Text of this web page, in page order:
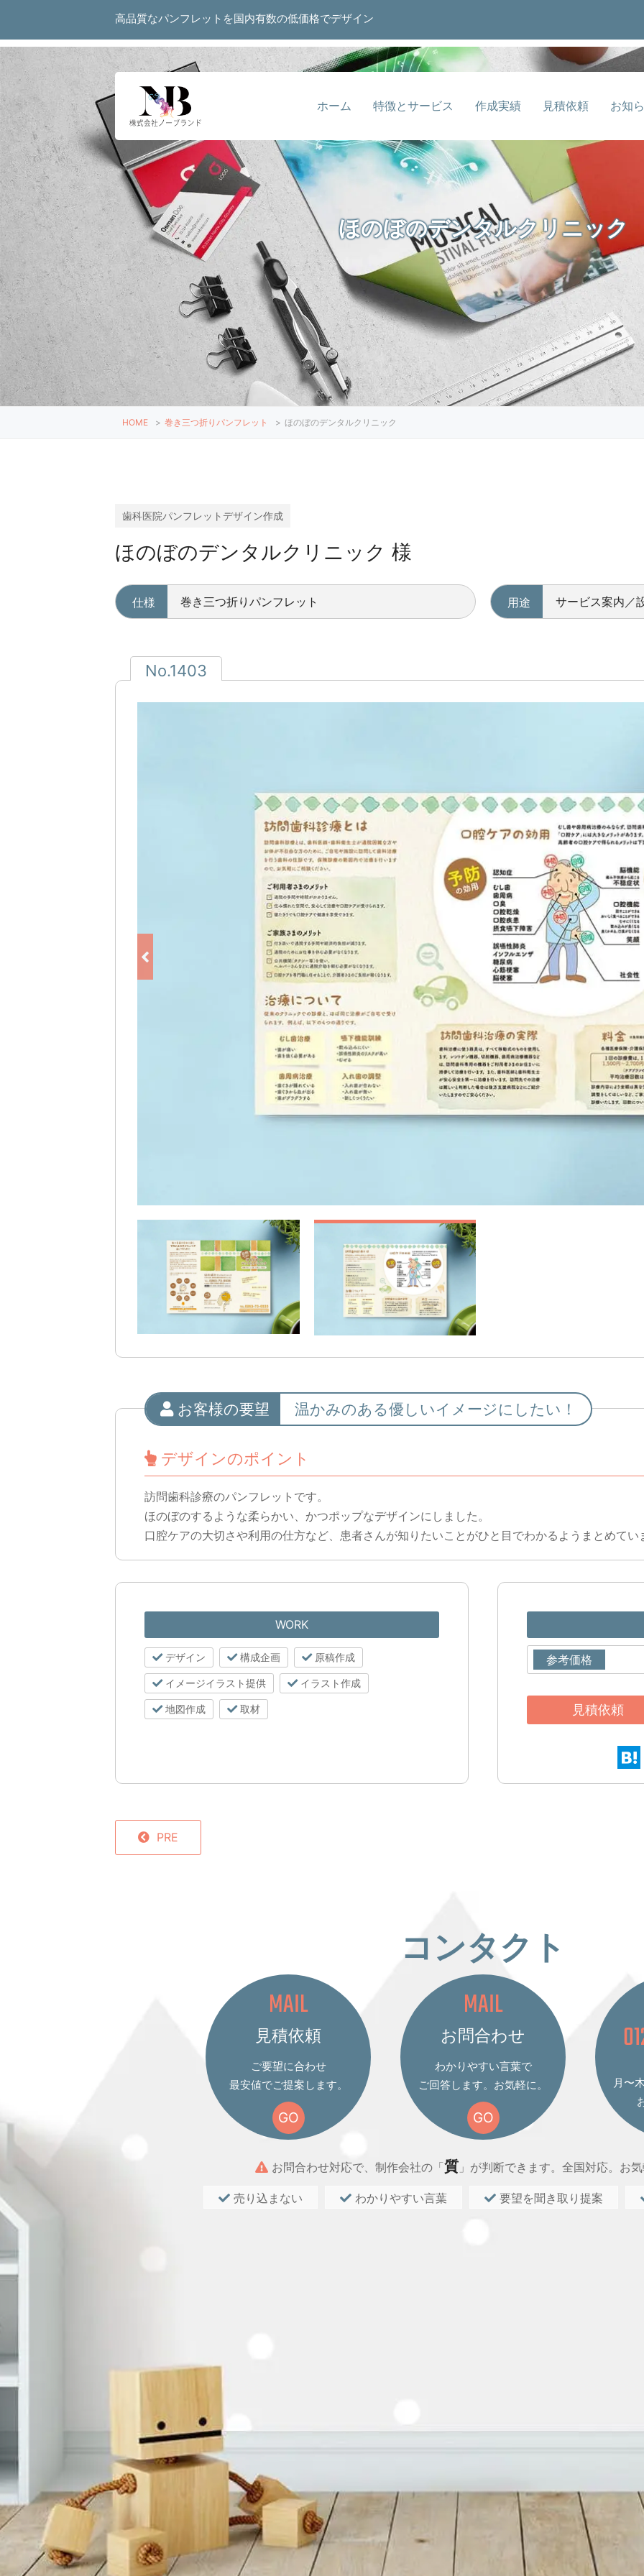
高品質なパンフレットを国内有数の低価格でデザイン
ホーム 特徴とサービス 作成実績 見積依頼 お知
ほのぼのデンタルクリニック
HOME > 巻き三つ折りパンフレット > ほのぼのデンタルクリニック
歯科医院パンフレットデザイン作成
ほのぼのデンタルクリニック 様
仕様 巻き三つ折りパンフレット 用途 サービス案内／
No.1403
お客様の要望 温かみのある優しいイメージにしたい！
デザインのポイント
訪問歯科診療のパンフレットです。
ほのぼのするような柔らかい、かつポップなデザインにしました。
口腔ケアの大切さや利用の仕方など、患者さんが知りたいことがひと目でわかるようまとめてい
WORK
デザイン 構成企画 原稿作成
イメージイラスト提供 イラスト作成
地図作成 取材
参考価格
見積依頼
PRE
コンタクト
MAIL
見積依頼
ご要望に合わせ
最安値でご提案します。
GO
MAIL
お問合わせ
わかりやすい言葉で
ご回答します。お気軽に。
GO
月〜
お問合わせ対応で、制作会社の「質」が判断できます。全国対応。お
売り込まない わかりやすい言葉 要望を聞き取り提案